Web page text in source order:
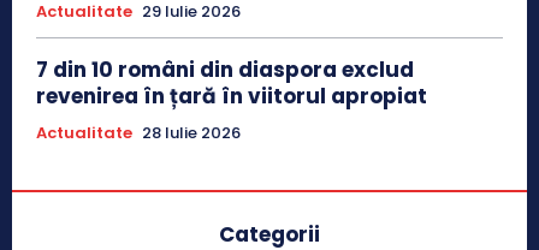
Actualitate 29 Iulie 2026
7 din 10 români din diaspora exclud
revenirea în țară în viitorul apropiat
Actualitate 28 Iulie 2026
Categorii